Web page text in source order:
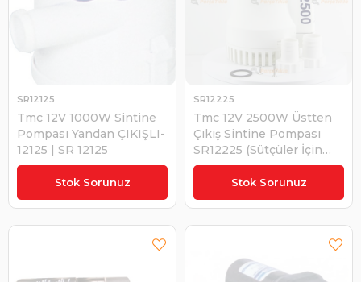
Stok Sorunuz
Tmc 12V 1000W Sintine
Pompası Yandan ÇIKIŞLI-
12125 | SR 12125
SR12125
₺1.717,62 Stok Sorunuz
Tmc 12V 2500W Üstten
Çıkış Sintine Pompası
SR12225 (Sütçüler İçin
Süt Pompası) | SR 12225
SR12225
₺5.534,57